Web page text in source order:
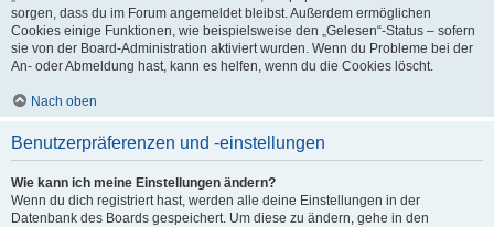
sorgen, dass du im Forum angemeldet bleibst. Außerdem ermöglichen
Cookies einige Funktionen, wie beispielsweise den „Gelesen“-Status – sofern
sie von der Board-Administration aktiviert wurden. Wenn du Probleme bei der
An- oder Abmeldung hast, kann es helfen, wenn du die Cookies löscht.
Nach oben
Benutzerpräferenzen und -einstellungen
Wie kann ich meine Einstellungen ändern?
Wenn du dich registriert hast, werden alle deine Einstellungen in der
Datenbank des Boards gespeichert. Um diese zu ändern, gehe in den